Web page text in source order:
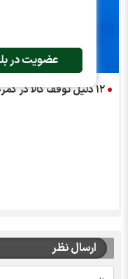
عضویت در
۱۲ دلیل توقف کالا در گمرک
ارسال نظر